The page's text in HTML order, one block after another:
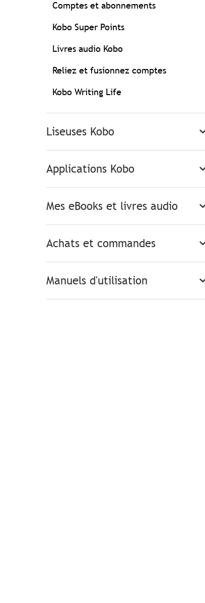
Comptes et abonnements
Kobo Super Points
Livres audio Kobo
Reliez et fusionnez comptes
Kobo Writing Life
Liseuses Kobo
Applications Kobo
Mes eBooks et livres audio
Achats et commandes
Manuels d'utilisation